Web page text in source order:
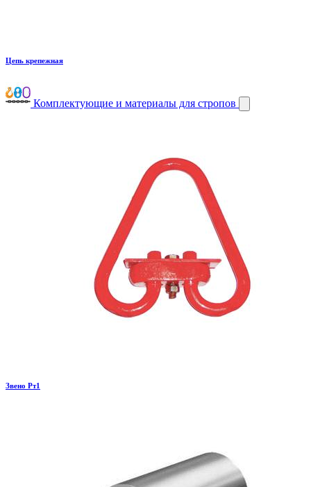
Цепь крепежная
Комплектующие и материалы для стропов
Звено Рт1